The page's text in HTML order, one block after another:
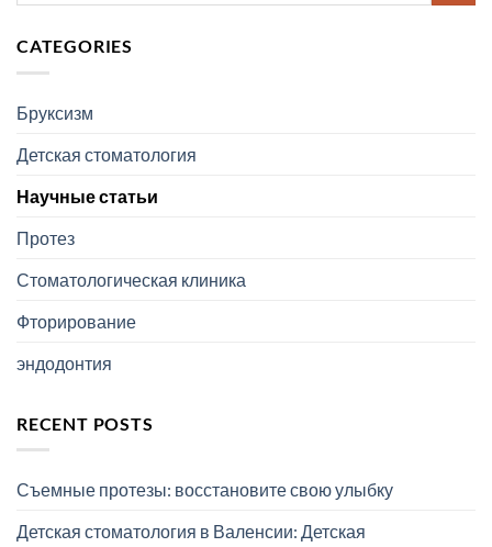
CATEGORIES
Бруксизм
Детская стоматология
Научные статьи
Протез
Стоматологическая клиника
Фторирование
эндодонтия
RECENT POSTS
Съемные протезы: восстановите свою улыбку
Детская стоматология в Валенсии: Детская